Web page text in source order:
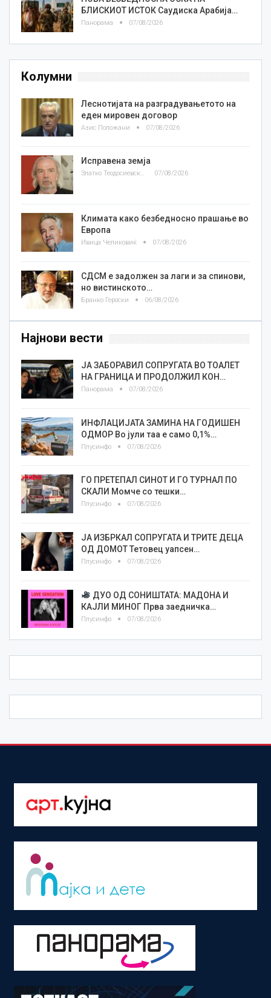
БЛИСКИОТ ИСТОК Саудиска Арабија…
Панорама 07/08/2026
Колумни
Леснотијата на разградувањетото на
еден мировен договор
Азис Положани 07/08/2026
Исправена земја
Златко Теодосиевски 07/08/2026
Климата како безбедносно прашање во
Европа
Ивица Челиковиќ 07/08/2026
СДСМ е задолжен за лаги и за спинови,
но вистинското…
Бранко Героски 06/08/2026
Најнови вести
ЈА ЗАБОРАВИЛ СОПРУГАТА ВО ТОАЛЕТ
НА ГРАНИЦА И ПРОДОЛЖИЛ КОН…
Панорама 07/08/2026
ИНФЛАЦИЈАТА ЗАМИНА НА ГОДИШЕН
ОДМОР Во јули таа е само 0,1%…
Плусинфо 07/08/2026
ГО ПРЕТЕПАЛ СИНОТ И ГО ТУРНАЛ ПО
СКАЛИ Момче со тешки…
Плусинфо 07/08/2026
ЈА ИЗБРКАЛ СОПРУГАТА И ТРИТЕ ДЕЦА
ОД ДОМОТ Тетовец уапсен…
Плусинфо 07/08/2026
ДУО ОД СОНИШТАТА: МАДОНА И
КАЈЛИ МИНОГ Прва заедничка…
Плусинфо 07/08/2026